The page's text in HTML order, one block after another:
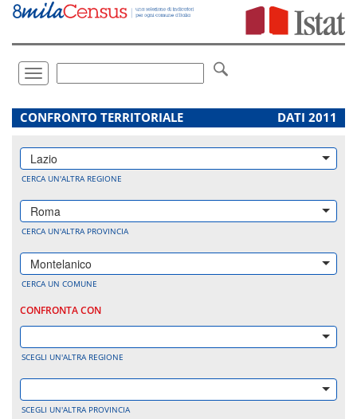
Vai
direttamente
Toggle
navigation
.
CONFRONTO TERRITORIALE DATI 2011
Lazio
CERCA UN'ALTRA REGIONE
Roma
CERCA UN'ALTRA PROVINCIA
Montelanico
CERCA UN COMUNE
CONFRONTA CON
SCEGLI UN'ALTRA REGIONE
SCEGLI UN'ALTRA PROVINCIA